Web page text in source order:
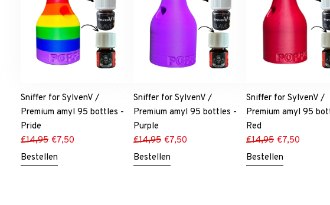
Sniffer for SylvenV /
Premium amyl 95 bottles -
Pride
€14,95 €7,50
Bestellen
Sniffer for SylvenV /
Premium amyl 95 bottles -
Purple
€14,95 €7,50
Bestellen
Sniffer for SylvenV /
Premium amyl 95
Red
€14,95 €7,50
Bestellen